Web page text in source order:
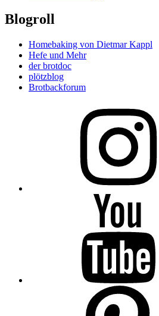
Blogroll
Homebaking von Dietmar Kappl
Hefe und Mehr
der brotdoc
plötzblog
Brotbackforum